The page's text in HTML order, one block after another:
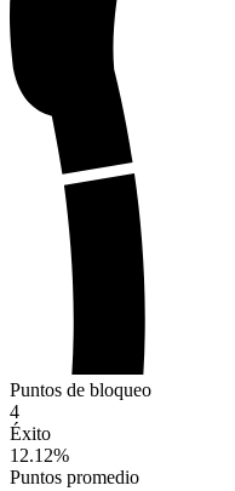
Puntos de bloqueo
4
Éxito
12.12%
Puntos promedio